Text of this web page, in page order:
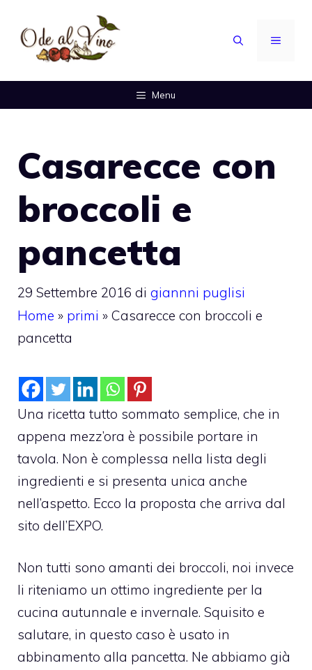
contenuto
MENU
Menu
Casarecce con
broccoli e
pancetta
29 Settembre 2016 di giannni puglisi
Home » primi » Casarecce con broccoli e
pancetta
Una ricetta tutto sommato semplice, che in
appena mezz’ora è possibile portare in
tavola. Non è complessa nella lista degli
ingredienti e si presenta unica anche
nell’aspetto. Ecco la proposta che arriva dal
sito dell’EXPO.
Non tutti sono amanti dei broccoli, noi invece
li riteniamo un ottimo ingrediente per la
cucina autunnale e invernale. Squisito e
salutare, in questo caso è usato in
abbinamento alla pancetta. Ne abbiamo già